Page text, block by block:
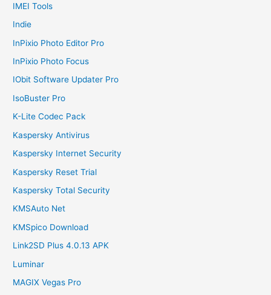
IMEI Tools
Indie
InPixio Photo Editor Pro
InPixio Photo Focus
IObit Software Updater Pro
IsoBuster Pro
K-Lite Codec Pack
Kaspersky Antivirus
Kaspersky Internet Security
Kaspersky Reset Trial
Kaspersky Total Security
KMSAuto Net
KMSpico Download
Link2SD Plus 4.0.13 APK
Luminar
MAGIX Vegas Pro